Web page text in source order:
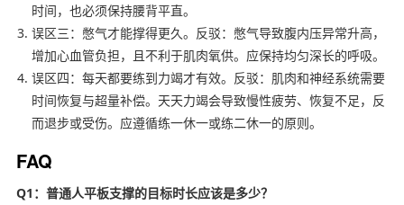
时间，也必须保持腰背平直。
误区三：憋气才能撑得更久。反驳：憋气导致腹内压异常升高，
增加心血管负担，且不利于肌肉氧供。应保持均匀深长的呼吸。
误区四：每天都要练到力竭才有效。反驳：肌肉和神经系统需要
时间恢复与超量补偿。天天力竭会导致慢性疲劳、恢复不足，反
而退步或受伤。应遵循练一休一或练二休一的原则。
FAQ
Q1：普通人平板支撑的目标时长应该是多少？